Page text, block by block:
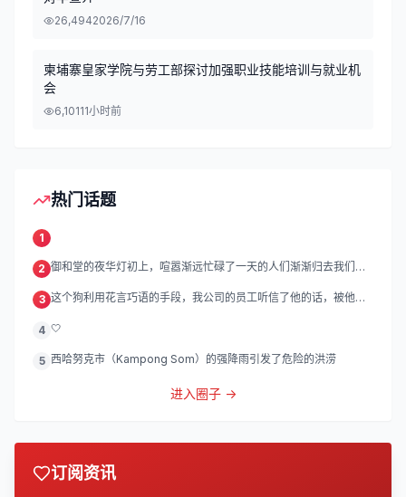
26,4942026/7/16
柬埔寨皇家学院与劳工部探讨加强职业技能培训与就业机
会
6,10111小时前
热门话题
1
2 御和堂的夜华灯初上，喧嚣渐远忙碌了一天的人们渐渐归去我们的
3 这个狗利用花言巧语的手段，我公司的员工听信了他的话，被他带
4 🤍
5 西哈努克市（Kampong Som）的强降雨引发了危险的洪涝
进入圈子 →
订阅资讯